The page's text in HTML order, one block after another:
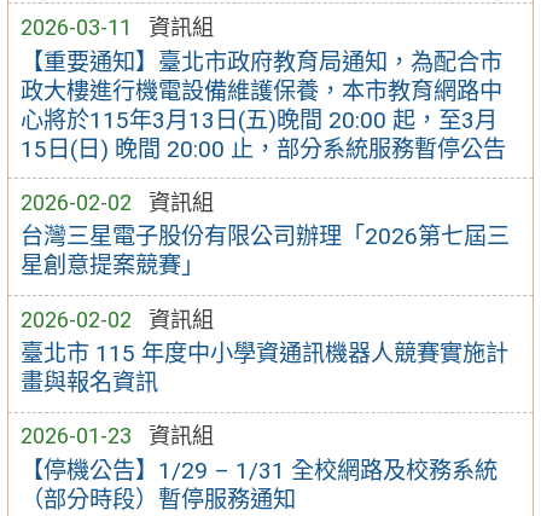
2026-03-11 資訊組
【重要通知】臺北市政府教育局通知，為配合市
政大樓進行機電設備維護保養，本市教育網路中
心將於115年3月13日(五)晚間 20:00 起，至3月
15日(日) 晚間 20:00 止，部分系統服務暫停公告
2026-02-02 資訊組
台灣三星電子股份有限公司辦理「2026第七屆三
星創意提案競賽」
2026-02-02 資訊組
臺北市 115 年度中小學資通訊機器人競賽實施計
畫與報名資訊
2026-01-23 資訊組
【停機公告】1/29 – 1/31 全校網路及校務系統
（部分時段）暫停服務通知